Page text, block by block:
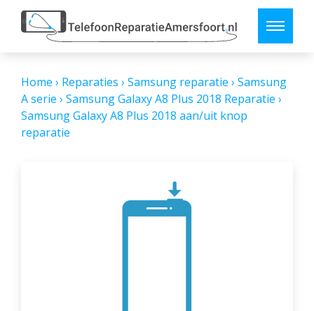
Home › Reparaties › Samsung reparatie › Samsung
A serie › Samsung Galaxy A8 Plus 2018 Reparatie ›
Samsung Galaxy A8 Plus 2018 aan/uit knop
reparatie